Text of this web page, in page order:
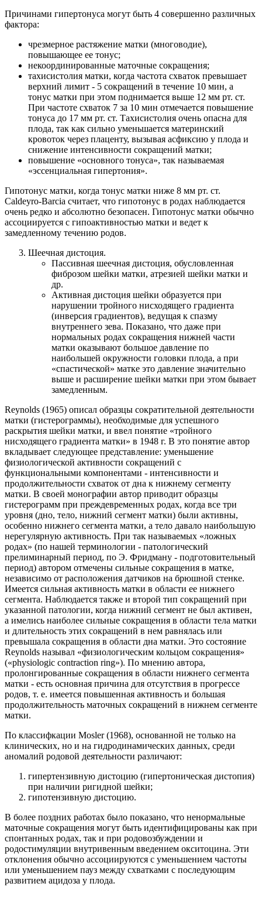
Причинами гипертонуса могут быть 4 совершенно различных
фактора:
чрезмерное растяжение матки (многоводие),
повышающее ее тонус;
некоординированные маточные сокращения;
тахисистолия матки, когда частота схваток превышает
верхний лимит - 5 сокращений в течение 10 мин, а
тонус матки при этом поднимается выше 12 мм рт. ст.
При частоте схваток 7 за 10 мин отмечается повышение
тонуса до 17 мм рт. ст. Тахисистолия очень опасна для
плода, так как сильно уменьшается материнский
кровоток через плаценту, вызывая асфиксию у плода и
снижение интенсивности сокращений матки;
повышение «основного тонуса», так называемая
«эссенциальная гипертония».
Гипотонус матки, когда тонус матки ниже 8 мм рт. ст.
Caldeyro-Barcia считает, что гипотонус в родах наблюдается
очень редко и абсолютно безопасен. Гипотонус матки обычно
ассоциируется с гипоактивностью матки и ведет к
замедленному течению родов.
Шеечная дистоция.
Пассивная шеечная дистоция, обусловленная
фиброзом шейки матки, атрезией шейки матки и
др.
Активная дистоция шейки образуется при
нарушении тройного нисходящего градиента
(инверсия градиентов), ведущая к спазму
внутреннего зева. Показано, что даже при
нормальных родах сокращения нижней части
матки оказывают большое давление по
наибольшей окружности головки плода, а при
«спастической» матке это давление значительно
выше и расширение шейки матки при этом бывает
замедленным.
Reynolds (1965) описал образцы сократительной деятельности
матки (гистерограммы), необходимые для успешного
раскрытия шейки матки, и ввел понятие «тройного
нисходящего градиента матки» в 1948 г. В это понятие автор
вкладывает следующее представление: уменьшение
физиологической активности сокращений с
функциональными компонентами - интенсивности и
продолжительности схваток от дна к нижнему сегменту
матки. В своей монографии автор приводит образцы
гистерограмм при преждевременных родах, когда все три
уровня (дно, тело, нижний сегмент матки) были активны,
особенно нижнего сегмента матки, а тело давало наибольшую
нерегулярную активность. При так называемых «ложных
родах» (по нашей терминологии - патологический
прелиминарный период, по Э. Фридману - подготовительный
период) автором отмечены сильные сокращения в матке,
независимо от расположения датчиков на брюшной стенке.
Имеется сильная активность матки в области ее нижнего
сегмента. Наблюдается также и второй тип сокращений при
указанной патологии, когда нижний сегмент не был активен,
а имелись наиболее сильные сокращения в области тела матки
и длительность этих сокращений в нем равнялась или
превышала сокращения в области дна матки. Это состояние
Reynolds называл «физиологическим кольцом сокращения»
(«physiologic contraction ring»). По мнению автора,
пролонгированные сокращения в области нижнего сегмента
матки - есть основная причина для отсутствия в прогрессе
родов, т. е. имеется повышенная активность и большая
продолжительность маточных сокращений в нижнем сегменте
матки.
По классифкации Mosler (1968), основанной не только на
клинических, но и на гидродинамических данных, среди
аномалий родовой деятельности различают:
гипертензивную дистоцию (гипертоническая дистопия)
при наличии ригидной шейки;
гипотензивную дистоцию.
В более поздних работах было показано, что ненормальные
маточные сокращения могут быть идентифицированы как при
спонтанных родах, так и при родовозбуждении и
родостимуляции внутривенным введением окситоцина. Эти
отклонения обычно ассоциируются с уменьшением частоты
или уменьшением пауз между схватками с последующим
развитием ацидоза у плода.